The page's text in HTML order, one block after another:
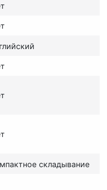
складывание